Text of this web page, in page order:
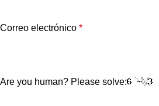
Correo electrónico *
Are you human? Please solve: